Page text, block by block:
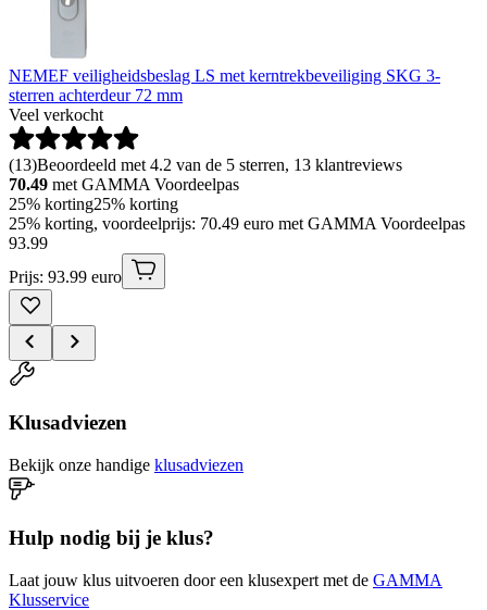
NEMEF veiligheidsbeslag LS met kerntrekbeveiliging SKG 3-
sterren achterdeur 72 mm
Veel verkocht
(13)Beoordeeld met 4.2 van de 5 sterren, 13 klantreviews
70.49 met GAMMA Voordeelpas
25% korting25% korting
25% korting, voordeelprijs: 70.49 euro met GAMMA Voordeelpas
93.99
Prijs: 93.99 euro
Klusadviezen
Bekijk onze handige klusadviezen
Hulp nodig bij je klus?
Laat jouw klus uitvoeren door een klusexpert met de GAMMA
Klusservice